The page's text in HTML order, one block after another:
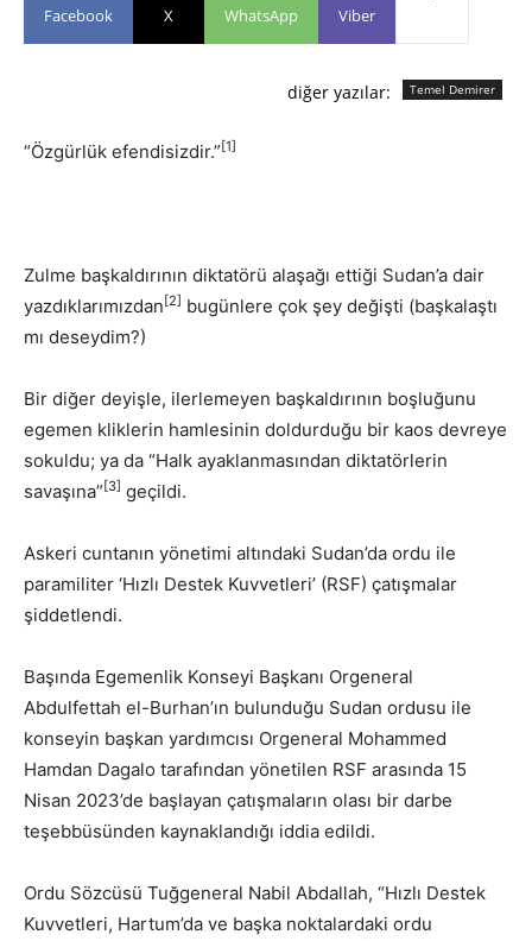
Facebook X WhatsApp Viber
diğer yazılar: Temel Demirer
“Özgürlük efendisizdir.” [1]
Zulme başkaldırının diktatörü alaşağı ettiği Sudan’a dair
yazdıklarımızdan [2] bugünlere çok şey değişti (başkalaştı
mı deseydim?)
Bir diğer deyişle, ilerlemeyen başkaldırının boşluğunu
egemen kliklerin hamlesinin doldurduğu bir kaos devreye
sokuldu; ya da “Halk ayaklanmasından diktatörlerin
savaşına” [3] geçildi.
Askeri cuntanın yönetimi altındaki Sudan’da ordu ile
paramiliter ‘Hızlı Destek Kuvvetleri’ (RSF) çatışmalar
şiddetlendi.
Başında Egemenlik Konseyi Başkanı Orgeneral
Abdulfettah el-Burhan’ın bulunduğu Sudan ordusu ile
konseyin başkan yardımcısı Orgeneral Mohammed
Hamdan Dagalo tarafından yönetilen RSF arasında 15
Nisan 2023’de başlayan çatışmaların olası bir darbe
teşebbüsünden kaynaklandığı iddia edildi.
Ordu Sözcüsü Tuğgeneral Nabil Abdallah, “Hızlı Destek
Kuvvetleri, Hartum’da ve başka noktalardaki ordu